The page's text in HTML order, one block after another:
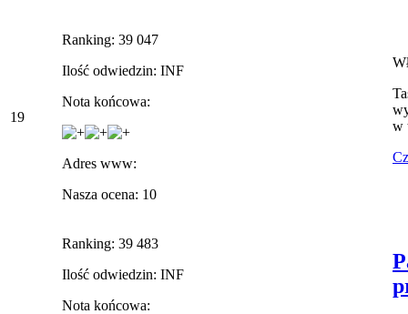
19
Ranking: 39 047
Ilość odwiedzin: INF
Nota końcowa:
Adres www:
Nasza ocena: 10
w
Ranking: 39 483
Ilość odwiedzin: INF
Nota końcowa: